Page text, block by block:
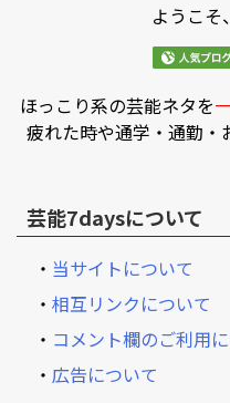
ようこそ、
ほっこり系の芸能ネタを
疲れた時や通学・通勤・
芸能7daysについて
・ 当サイトについて
・ 相互リンクについて
・ コメント欄のご利用
・ 広告について